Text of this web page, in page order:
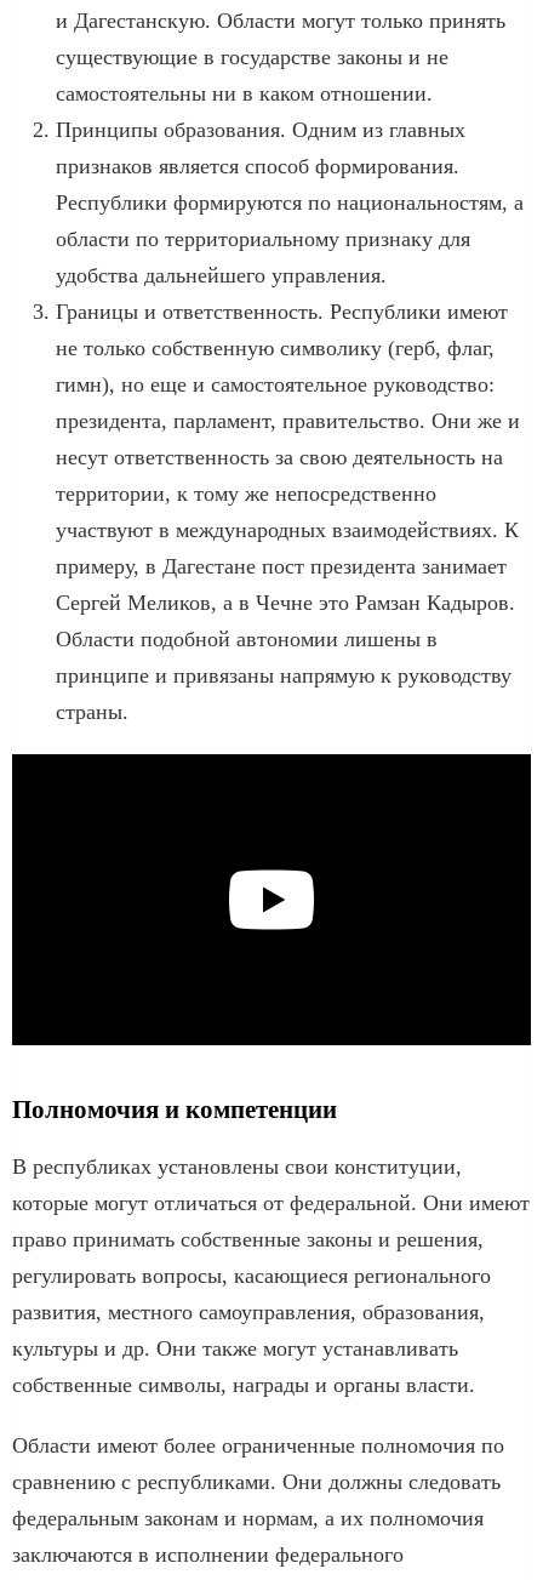
и Дагестанскую. Области могут только принять
существующие в государстве законы и не
самостоятельны ни в каком отношении.
Принципы образования. Одним из главных
признаков является способ формирования.
Республики формируются по национальностям, а
области по территориальному признаку для
удобства дальнейшего управления.
Границы и ответственность. Республики имеют
не только собственную символику (герб, флаг,
гимн), но еще и самостоятельное руководство:
президента, парламент, правительство. Они же и
несут ответственность за свою деятельность на
территории, к тому же непосредственно
участвуют в международных взаимодействиях. К
примеру, в Дагестане пост президента занимает
Сергей Меликов, а в Чечне это Рамзан Кадыров.
Области подобной автономии лишены в
принципе и привязаны напрямую к руководству
страны.
Полномочия и компетенции
В республиках установлены свои конституции,
которые могут отличаться от федеральной. Они имеют
право принимать собственные законы и решения,
регулировать вопросы, касающиеся регионального
развития, местного самоуправления, образования,
культуры и др. Они также могут устанавливать
собственные символы, награды и органы власти.
Области имеют более ограниченные полномочия по
сравнению с республиками. Они должны следовать
федеральным законам и нормам, а их полномочия
заключаются в исполнении федерального